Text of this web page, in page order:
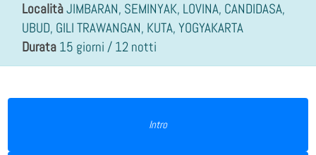
LocalitàJIMBARAN, SEMINYAK, LOVINA, CANDIDASA,
UBUD, GILI TRAWANGAN, KUTA, YOGYAKARTA
Durata15 giorni / 12 notti
Intro